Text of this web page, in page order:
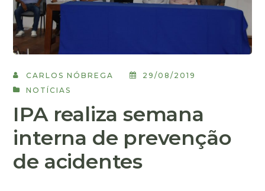
CARLOS NÓBREGA
29/08/2019
NOTÍCIAS
IPA realiza semana
interna de prevenção
de acidentes